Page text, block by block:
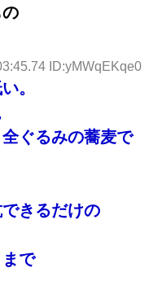
ID:yMWqEKqe0
。
ぐるみの蕎麦で
きるだけの
で